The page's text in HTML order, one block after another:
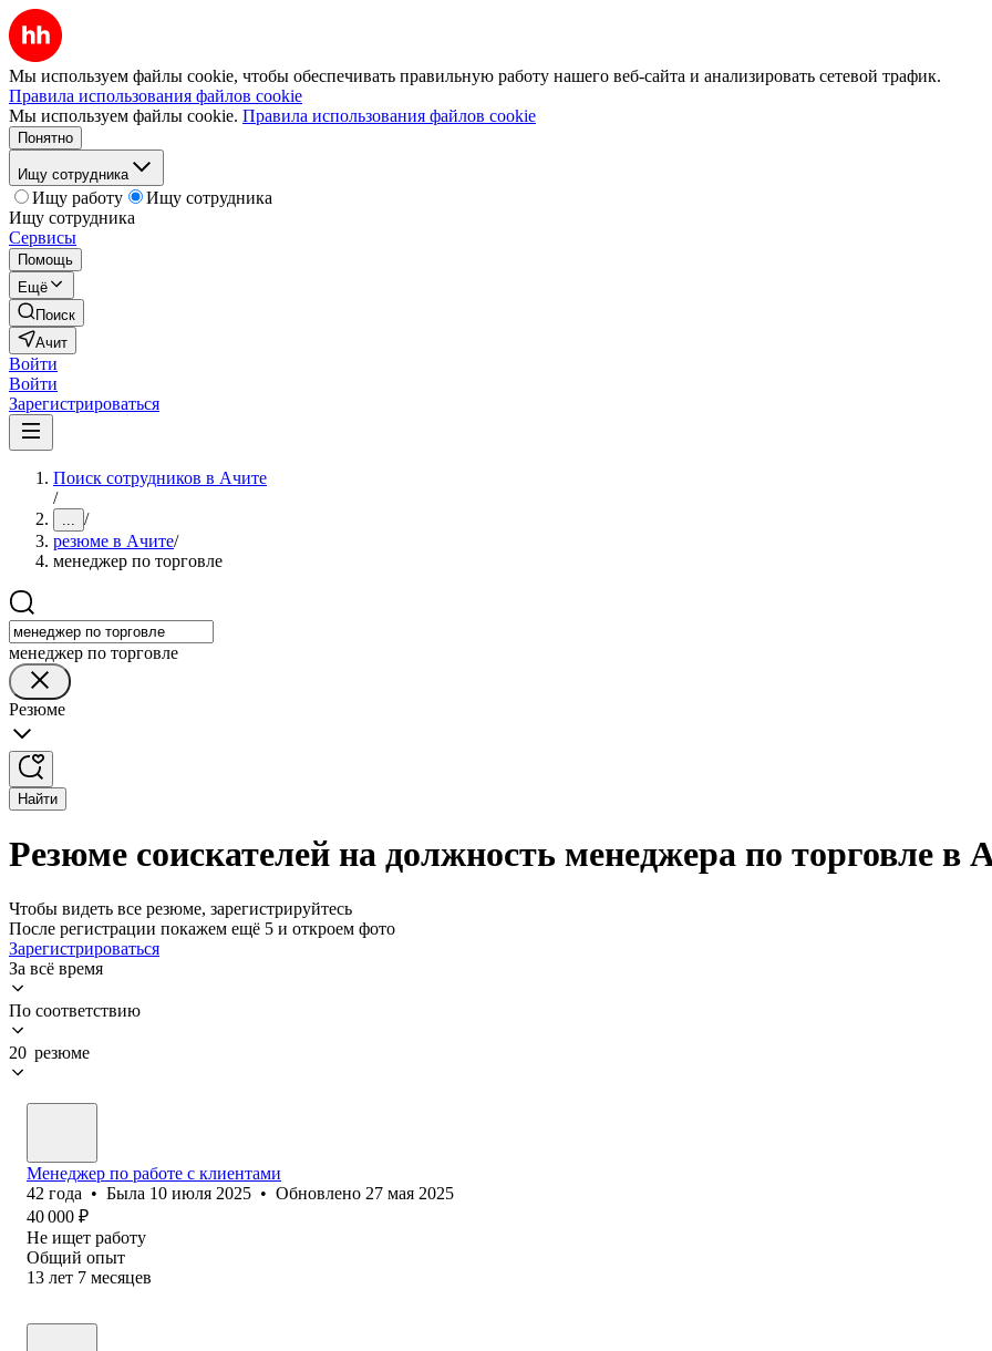
Мы используем файлы cookie, чтобы обеспечивать правильную работу нашего веб-сайта и анализировать сетевой трафик.
Правила использования файлов cookie
Мы используем файлы cookie. Правила использования файлов cookie
Понятно
Ищу сотрудника
Ищу работу
Ищу сотрудника
Ищу сотрудника
Сервисы
Помощь
Ещё
Поиск
Ачит
Войти
Войти
Зарегистрироваться
Поиск сотрудников в Ачите
/
... /
резюме в Ачите/
менеджер по торговле
менеджер по торговле
Резюме
Найти
Резюме соискателей на должность менеджера по торговле в
Чтобы видеть все резюме, зарегистрируйтесь
После регистрации покажем ещё 5 и откроем фото
Зарегистрироваться
За всё время
По соответствию
20 резюме
Менеджер по работе с клиентами
42 года • Была 10 июля 2025 • Обновлено 27 мая 2025
40 000 ₽
Не ищет работу
Общий опыт
13 лет 7 месяцев